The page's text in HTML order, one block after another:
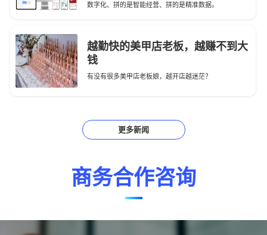
数字化、拼的是智能经营、拼的是精准数据。
越勤快的美甲店老板，越赚不到大
钱
有没有很多美甲店老板娘，越开店越迷茫？
更多新闻
商务合作咨询